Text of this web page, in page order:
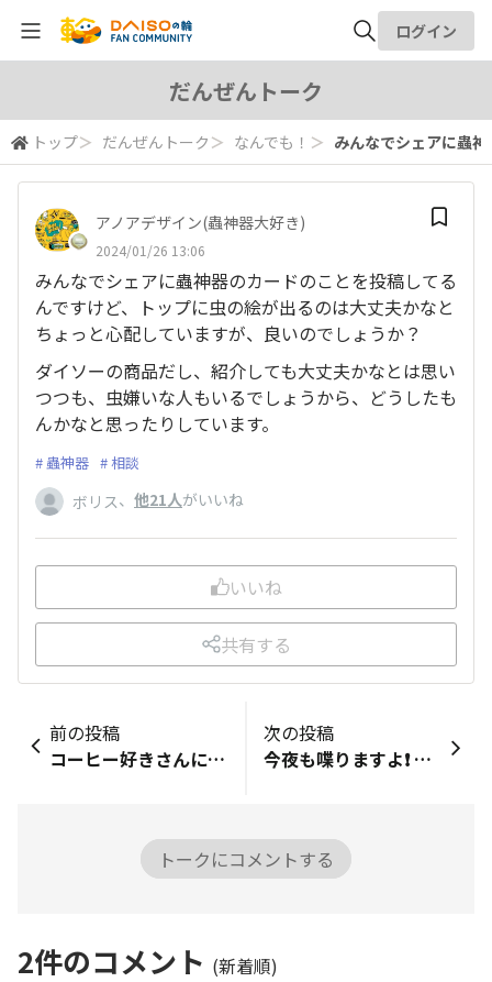
検索
ログイン
だんぜんトーク
トップ＞ だんぜんトーク ＞ なんでも！ ＞ みんなでシェアに蟲
アノアデザイン(蟲神器大好き)
2024/01/26 13:06
みんなでシェアに蟲神器のカードのことを投稿してる
んですけど、トップに虫の絵が出るのは大丈夫かなと
ちょっと心配していますが、良いのでしょうか？
ダイソーの商品だし、紹介しても大丈夫かなとは思い
つつも、虫嫌いな人もいるでしょうから、どうしたも
んかなと思ったりしています。
蟲神器 相談
ボリス、 他21人がいいね
いいね
共有する
前の投稿
コーヒー好きさんに・・・ 22・08には125gのブラックコーヒーキャンディ―ですが、 最近の物は90gのステルス値上げ、でも美味しいです。 アマゾンでコーヒーフィルター買ってたが、1枚3円以上していて 納期も長い・・・円錐形の1から4杯用で仕方ないと思ってた。 ある日、ダイソーで見たら50枚入りで110円、2.2円/枚びっくり。
次の投稿
今夜も喋りますよ❗ さて、この後1月27日土曜日20時より一時間、 （X）スペースにて、プチブロックについて喋らせていただきます。 今回のお題は （X）@oyazame36 さんより、 「PBC39好きを実感するとき」でいきます 併せて「現在どれくらい（例:5段階）ブロックビルド好き？」もね。 今週は新発売の｢組立ブロック｣も紹介しちゃいます PBCとは、｢プチブロッククラブ｣の略です。 コレからのプチブロックに期待すること、 こんなことやってきたい！ などラジオ形式でしゃべってますので よろしければいらしてください。 シークレットリスナーも許可してますよー。 また、もしよろしければ、 こちらに返信いただけれはトークのネタとして使わせて頂きます
トークにコメントする
2件のコメント (新着順)